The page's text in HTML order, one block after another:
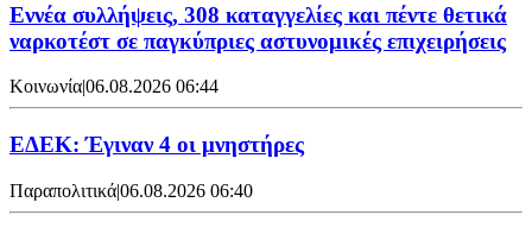
Εννέα συλλήψεις, 308 καταγγελίες και πέντε θετικά
ναρκοτέστ σε παγκύπριες αστυνομικές επιχειρήσεις
Κοινωνία|06.08.2026 06:44
ΕΔΕΚ: Έγιναν 4 οι μνηστήρες
Παραπολιτικά|06.08.2026 06:40